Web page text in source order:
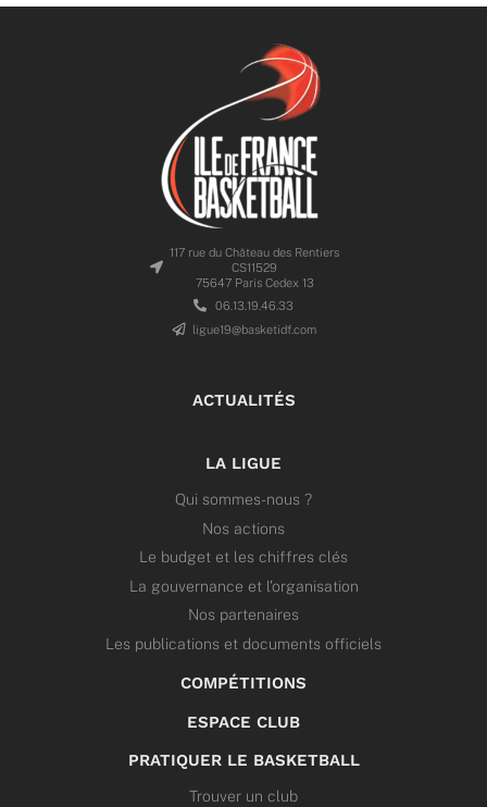
117 rue du Château des Rentiers
CS11529
75647 Paris Cedex 13
06.13.19.46.33
ligue19@basketidf.com
ACTUALITÉS
LA LIGUE
Qui sommes-nous ?
Nos actions
Le budget et les chiffres clés
La gouvernance et l’organisation
Nos partenaires
Les publications et documents officiels
COMPÉTITIONS
ESPACE CLUB
PRATIQUER LE BASKETBALL
Trouver un club